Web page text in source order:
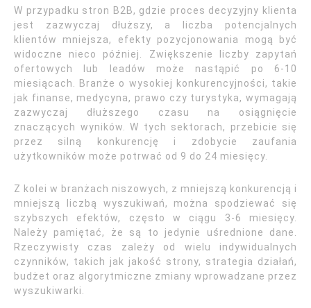
W przypadku stron B2B, gdzie proces decyzyjny klienta
jest zazwyczaj dłuższy, a liczba potencjalnych
klientów mniejsza, efekty pozycjonowania mogą być
widoczne nieco później. Zwiększenie liczby zapytań
ofertowych lub leadów może nastąpić po 6-10
miesiącach. Branże o wysokiej konkurencyjności, takie
jak finanse, medycyna, prawo czy turystyka, wymagają
zazwyczaj dłuższego czasu na osiągnięcie
znaczących wyników. W tych sektorach, przebicie się
przez silną konkurencję i zdobycie zaufania
użytkowników może potrwać od 9 do 24 miesięcy.
Z kolei w branżach niszowych, z mniejszą konkurencją i
mniejszą liczbą wyszukiwań, można spodziewać się
szybszych efektów, często w ciągu 3-6 miesięcy.
Należy pamiętać, że są to jedynie uśrednione dane.
Rzeczywisty czas zależy od wielu indywidualnych
czynników, takich jak jakość strony, strategia działań,
budżet oraz algorytmiczne zmiany wprowadzane przez
wyszukiwarki.